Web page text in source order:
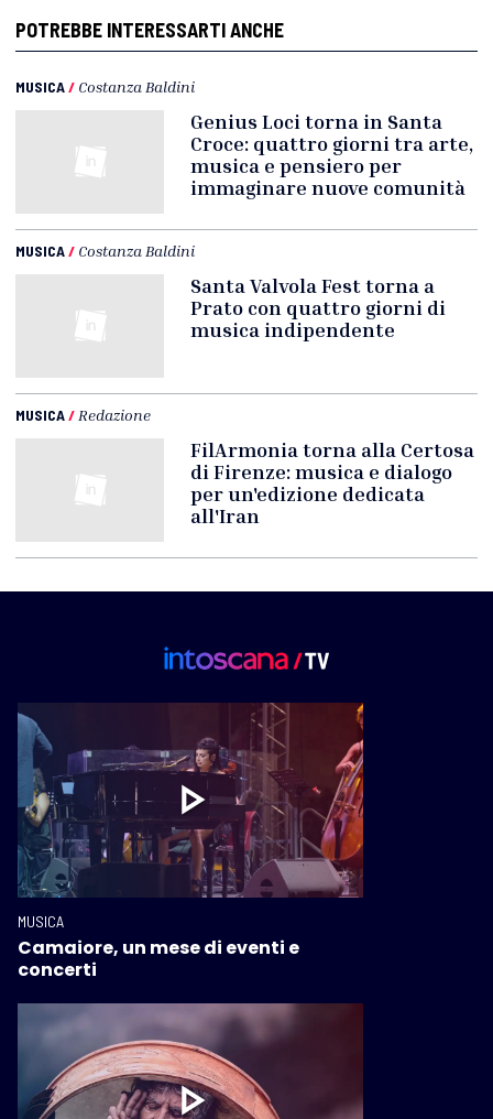
POTREBBE INTERESSARTI ANCHE
MUSICA/ Costanza Baldini
Genius Loci torna in Santa
Croce: quattro giorni tra arte,
musica e pensiero per
immaginare nuove comunità
MUSICA/ Costanza Baldini
Santa Valvola Fest torna a
Prato con quattro giorni di
musica indipendente
MUSICA/ Redazione
FilArmonia torna alla Certosa
di Firenze: musica e dialogo
per un'edizione dedicata
all'Iran
MUSICA
Camaiore, un mese di eventi e
concerti